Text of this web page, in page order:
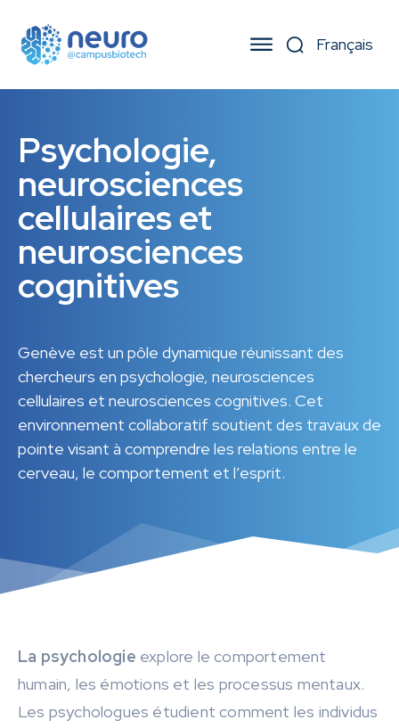
Psychologie,
neurosciences
cellulaires et
neurosciences
cognitives
Genève est un pôle dynamique réunissant des
chercheurs en psychologie, neurosciences
cellulaires et neurosciences cognitives. Cet
environnement collaboratif soutient des travaux de
pointe visant à comprendre les relations entre le
cerveau, le comportement et l’esprit.
La psychologie explore le comportement
humain, les émotions et les processus mentaux.
Les psychologues étudient comment les individus